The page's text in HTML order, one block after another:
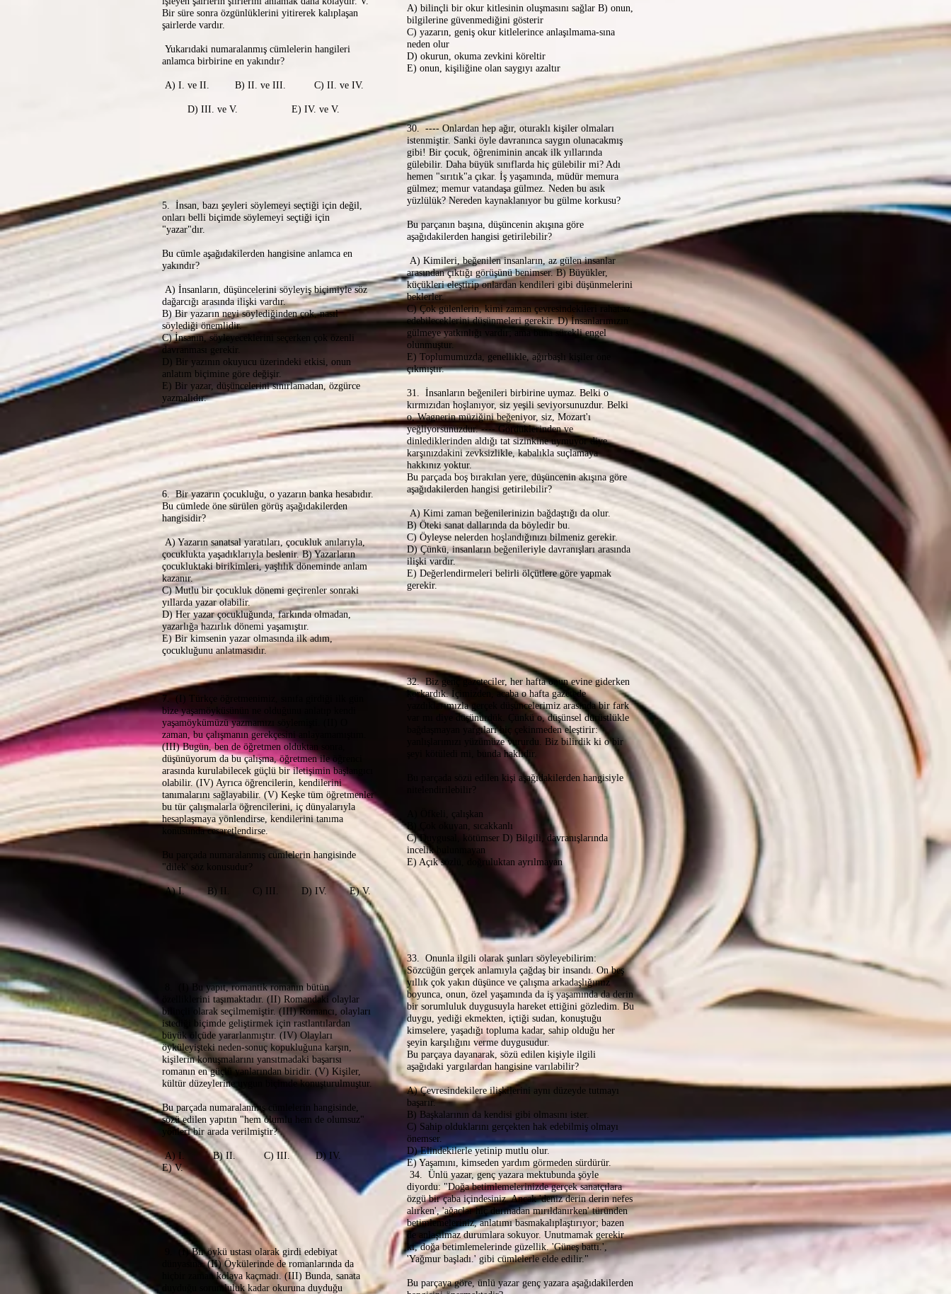
Bir süre sonra özgünlüklerini yitirerek kalıplaşan
şairlerde vardır.
Yukarıdaki numaralanmış cümlelerin hangileri
anlamca birbirine en yakındır?
A) I. ve II. B) II. ve III. C) II. ve IV.
D) III. ve V. E) IV. ve V.
5. İnsan, bazı şeyleri söylemeyi seçtiği için değil,
onları belli biçimde söylemeyi seçtiği için
"yazar"dır.
Bu cümle aşağıdakilerden hangisine anlamca en
yakındır?
A) İnsanların, düşüncelerini söyleyiş biçimiyle söz
dağarcığı arasında ilişki vardır.
B) Bir yazarın neyi söylediğinden çok, nasıl
söylediği önemlidir.
C) İnsanın, söyleyeceklerini seçerken çok özenli
davranması gerekir.
D) Bir yazının okuyucu üzerindeki etkisi, onun
anlatım biçimine göre değişir.
E) Bir yazar, düşüncelerini sınırlamadan, özgürce
yazmalıdır.
6. Bir yazarın çocukluğu, o yazarın banka hesabıdır.
Bu cümlede öne sürülen görüş aşağıdakilerden
hangisidir?
A) Yazarın sanatsal yaratıları, çocukluk anılarıyla,
çocuklukta yaşadıklarıyla beslenir. B) Yazarların
çocukluktaki birikimleri, yaşlılık döneminde anlam
kazanır.
C) Mutlu bir çocukluk dönemi geçirenler sonraki
yıllarda yazar olabilir.
D) Her yazar çocukluğunda, farkında olmadan,
yazarlığa hazırlık dönemi yaşamıştır.
E) Bir kimsenin yazar olmasında ilk adım,
çocukluğunu anlatmasıdır.
7. (I) Türkçe öğretmenimiz, sınıfa girdiği ilk gün
bize yaşamöyküsünün ne olduğunu anlatıp kendi
yaşamöykümüzü yazmamızı söylemişti. (II) O
zaman, bu çalışmanın gerekçesini anlayamamıştım.
(III) Bugün, ben de öğretmen olduktan sonra,
düşünüyorum da bu çalışma, öğretmen ile öğrenci
arasında kurulabilecek güçlü bir iletişimin başlangıcı
olabilir. (IV) Ayrıca öğrencilerin, kendilerini
tanımalarını sağlayabilir. (V) Keşke tüm öğretmenler
bu tür çalışmalarla öğrencilerini, iç dünyalarıyla
hesaplaşmaya yönlendirse, kendilerini tanıma
konusunda cesaretlendirse.
Bu parçada numaralanmış cümlelerin hangisinde
"dilek' söz konusudur?
A) I. B) II. C) III. D) IV. E) V.
8. (I) Bu yapıt, romantik romanın bütün
özelliklerini taşımaktadır. (II) Romandaki olaylar
bilinçli olarak seçilmemiştir. (III) Romancı, olayları
istediği biçimde geliştirmek için rastlantılardan
büyük ölçüde yararlanmıştır. (IV) Olayları
öyküleyişteki neden-sonuç kopukluğuna karşın,
kişilerin konuşmalarını yansıtmadaki başarısı
romanın en güçlü yanlarından biridir. (V) Kişiler,
kültür düzeylerine uygun biçimde konuşturulmuştur.
Bu parçada numaralanmış cümlelerin hangisinde,
sözü edilen yapıtın "hem olumlu hem de olumsuz"
yönleri bir arada verilmiştir?
A) I. B) II. C) III. D) IV.
E) V.
9. (I) Bir öykü ustası olarak girdi edebiyat
dünyasına. (II) Öykülerinde de romanlarında da
hiçbir zaman kolaya kaçmadı. (III) Bunda, sanata
duyduğu sorumluluk kadar okuruna duyduğu
A) bilinçli bir okur kitlesinin oluşmasını sağlar B) onun,
bilgilerine güvenmediğini gösterir
C) yazarın, geniş okur kitlelerince anlaşılmama-sına
neden olur
D) okurun, okuma zevkini köreltir
E) onun, kişiliğine olan saygıyı azaltır
30. ---- Onlardan hep ağır, oturaklı kişiler olmaları
istenmiştir. Sanki öyle davranınca saygın olunacakmış
gibi! Bir çocuk, öğreniminin ancak ilk yıllarında
gülebilir. Daha büyük sınıflarda hiç gülebilir mi? Adı
hemen "sırıtık"a çıkar. İş yaşamında, müdür memura
gülmez; memur vatandaşa gülmez. Neden bu asık
yüzlülük? Nereden kaynaklanıyor bu gülme korkusu?
Bu parçanın başına, düşüncenin akışına göre
aşağıdakilerden hangisi getirilebilir?
A) Kimileri, beğenilen insanların, az gülen insanlar
arasından çıktığı görüşünü benimser. B) Büyükler,
küçükleri eleştirip onlardan kendileri gibi düşünmelerini
beklerler.
C) Çok gülenlerin, kimi zaman çevresindekileri rahatsız
edebileceklerini düşünmeleri gerekir. D) İnsanlarımızın
gülmeye yatkınlığı vardır; ama buna sürekli engel
olunmuştur.
E) Toplumumuzda, genellikle, ağırbaşlı kişiler öne
çıkmıştır.
31. İnsanların beğenileri birbirine uymaz. Belki o
kırmızıdan hoşlanıyor, siz yeşili seviyorsunuzdur. Belki
o, Wagnerin müziğini beğeniyor, siz, Mozart'ı
yeğliyorsunuzdur. ---- Gördüklerinden ve
dinlediklerinden aldığı tat sizinkine uymuyor diye
karşınızdakini zevksizlikle, kabalıkla suçlamaya
hakkınız yoktur.
Bu parçada boş bırakılan yere, düşüncenin akışına göre
aşağıdakilerden hangisi getirilebilir?
A) Kimi zaman beğenilerinizin bağdaştığı da olur.
B) Öteki sanat dallarında da böyledir bu.
C) Öyleyse nelerden hoşlandığınızı bilmeniz gerekir.
D) Çünkü, insanların beğenileriyle davranışları arasında
ilişki vardır.
E) Değerlendirmeleri belirli ölçütlere göre yapmak
gerekir.
32. Biz genç gazeteciler, her hafta onun evine giderken
korkardık. İçimizden, acaba o hafta gazetede
yazdıklarımızla gerçek düşüncelerimiz arasında bir fark
var mı diye düşünürdük. Çünkü o, düşünsel dürüstlükle
bağdaşmayan yargıları hiç çekinmeden eleştirir:
yanlışlarımızı yüzümüze vururdu. Biz bilirdik ki o bir
şeyi kötüledi mi, bunda haklıdır.
Bu parçada sözü edilen kişi aşağıdakilerden hangisiyle
nitelendirilebilir?
A) Öfkeli, çalışkan
B) Çok okuyan, sıcakkanlı
C) Duygusal, kötümser D) Bilgili, davranışlarında
incelik bulunmayan
E) Açık sözlü, doğruluktan ayrılmayan
33. Onunla ilgili olarak şunları söyleyebilirim:
Sözcüğün gerçek anlamıyla çağdaş bir insandı. On beş
yıllık çok yakın düşünce ve çalışma arkadaşlığımız
boyunca, onun, özel yaşamında da iş yaşamında da derin
bir sorumluluk duygusuyla hareket ettiğini gözledim. Bu
duygu, yediği ekmekten, içtiği sudan, konuştuğu
kimselere, yaşadığı topluma kadar, sahip olduğu her
şeyin karşılığını verme duygusudur.
Bu parçaya dayanarak, sözü edilen kişiyle ilgili
aşağıdaki yargılardan hangisine varılabilir?
A) Çevresindekilere ilişkilerini aynı düzeyde tutmayı
başarır.
B) Başkalarının da kendisi gibi olmasını ister.
C) Sahip olduklarını gerçekten hak edebilmiş olmayı
önemser.
D) Elindekilerle yetinip mutlu olur.
E) Yaşamını, kimseden yardım görmeden sürdürür.
34. Ünlü yazar, genç yazara mektubunda şöyle
diyordu: "Doğa betimlemelerinizde gerçek sanatçılara
özgü bir çaba içindesiniz. Ancak 'deniz derin derin nefes
alırken', 'ağaçlar hiç durmadan mırıldanırken' türünden
betimlemeleriniz, anlatımı basmakalıplaştırıyor; bazen
de anlaşılmaz durumlara sokuyor. Unutmamak gerekir
ki, doğa betimlemelerinde güzellik. 'Güneş battı.',
'Yağmur başladı.' gibi cümlelerle elde edilir."
Bu parçaya göre, ünlü yazar genç yazara aşağıdakilerden